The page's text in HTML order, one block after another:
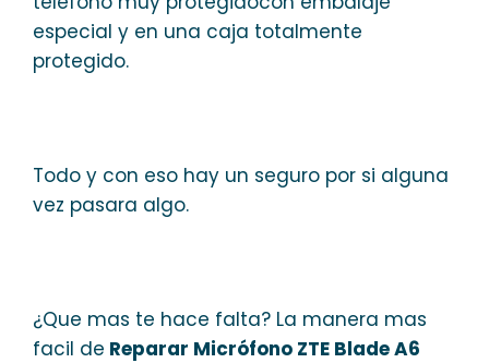
especial y en una caja totalmente
protegido.
Todo y con eso hay un seguro por si alguna
vez pasara algo.
¿Que mas te hace falta? La manera mas
facil de Reparar Micrófono ZTE Blade A6